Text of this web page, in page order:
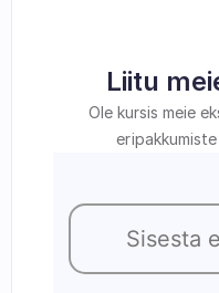
Liitu
Ole kursis meie